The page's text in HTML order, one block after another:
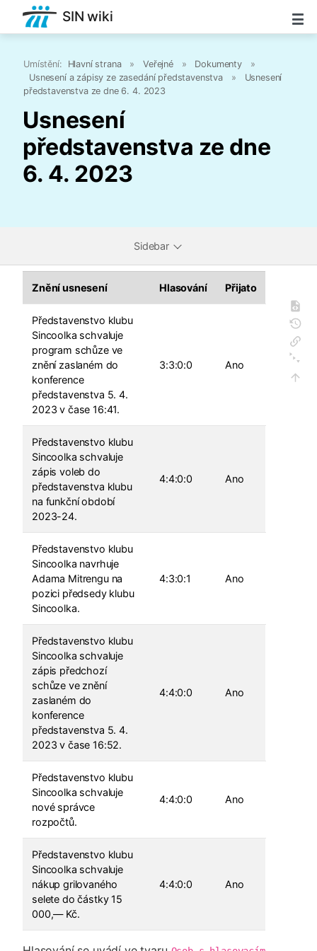
SIN wiki
Umístění: Hlavní strana » Veřejné » Dokumenty
»
Usnesení a zápisy ze zasedání představenstva
»
Usnesení
představenstva ze dne 6. 4. 2023
Usnesení
představenstva ze dne
6. 4. 2023
Sidebar
Znění usnesení Hlasování Přijato
Představenstvo klubu
Sincoolka schvaluje
program schůze ve
znění zaslaném do
konference
představenstva 5. 4.
2023 v čase 16:41.
3:3:0:0 Ano
Představenstvo klubu
Sincoolka schvaluje
zápis voleb do
představenstva klubu
na funkční období
2023-24.
4:4:0:0 Ano
Představenstvo klubu
Sincoolka navrhuje
Adama Mitrengu na
pozici předsedy klubu
Sincoolka.
4:3:0:1 Ano
Představenstvo klubu
Sincoolka schvaluje
zápis předchozí
schůze ve znění
zaslaném do
konference
představenstva 5. 4.
2023 v čase 16:52.
4:4:0:0 Ano
Představenstvo klubu
Sincoolka schvaluje
nové správce
rozpočtů.
4:4:0:0 Ano
Představenstvo klubu
Sincoolka schvaluje
nákup grilovaného
selete do částky 15
000,— Kč.
4:4:0:0 Ano